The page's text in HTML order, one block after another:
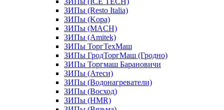
ЗИПы (Resto Italia)
ЗИПы (Kopa)
ЗИПы (MACH)
ЗИПы (Amitek)
ЗИПы ТоргТехМаш
ЗИПы ГродТоргМаш (Гродно)
ЗИПы Торгмаш Барановичи
ЗИПы (Атеси)
ЗИПы (Водонагреватели)
ЗИПы (Восход)
ЗИПы (HMR)